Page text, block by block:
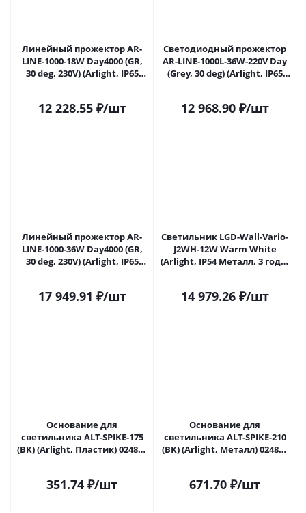
Линейный прожектор AR-
LINE-1000-18W Day4000 (GR,
30 deg, 230V) (Arlight, IP65
12 228.55₽/шт
Светодиодный прожектор
AR-LINE-1000L-36W-220V Day
(Grey, 30 deg) (Arlight, IP65
12 968.90₽/шт
Линейный прожектор AR-
LINE-1000-36W Day4000 (GR,
30 deg, 230V) (Arlight, IP65
17 949.91 ₽/шт
Светильник LGD-Wall-Vario-
J2WH-12W Warm White
(Arlight, IP54 Металл, 3 года)
14 979.26₽/шт
Основание для
светильника ALT-SPIKE-175
(BK) (Arlight, Пластик) 024888
351.74 ₽/шт
Основание для
светильника ALT-SPIKE-210
(BK) (Arlight, Металл) 024889
671.70 ₽/шт